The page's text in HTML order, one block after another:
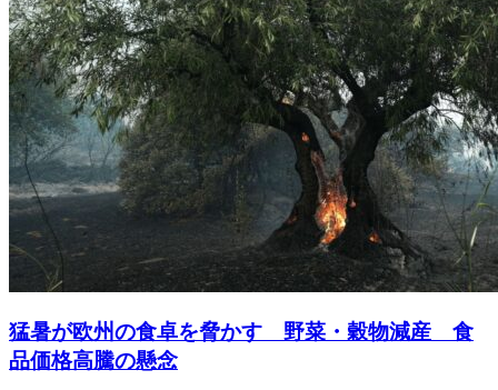
猛暑が欧州の食卓を脅かす 野菜・穀物減産 食
品価格高騰の懸念